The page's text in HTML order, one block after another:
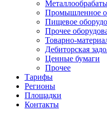
Промышленное
Пищевое
Прочее
Товарно-
Дебиторская
Ценные бумаги
Прочее
Тарифы
Регионы
Площадки
Контакты